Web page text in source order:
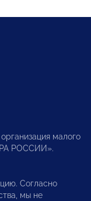
малого
РОССИИ».
Согласно
мы не